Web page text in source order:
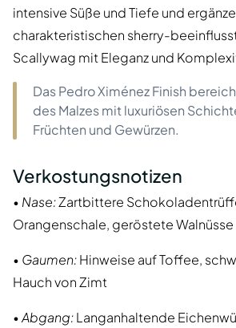
intensive Süße und Tiefe und
charakteristischen sherry-
Scallywag mit Eleganz und
Das Pedro Ximénez Finish
des Malzes mit luxuriösen
Früchten und Gewürzen.
Verkostungsnotizen
• Nase:Zartbittere
Orangenschale, geröstete Walnüsse
• Gaumen:Hinweise auf Toffee,
Hauch von Zimt
•Abgang:Langanhaltende